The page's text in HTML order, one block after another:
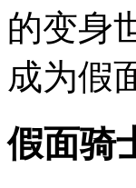
的变身
成为假
假面骑